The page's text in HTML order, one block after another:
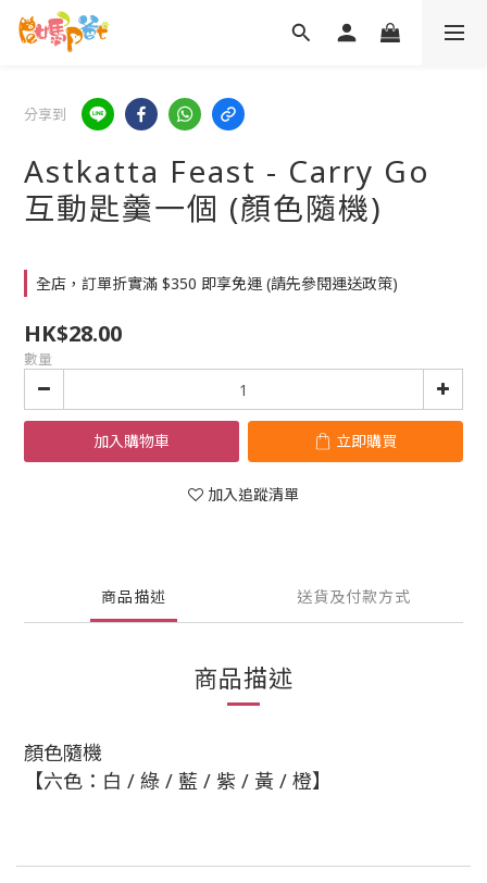
分享到
Astkatta Feast - Carry Go
互動匙羹一個 (顏色隨機)
全店，訂單折實滿 $350 即享免運 (請先參閱運送政策)
HK$28.00
數量
加入購物車 立即購買
加入追蹤清單
商品描述 送貨及付款方式
商品描述
顏色隨機
【六色：白 / 綠 / 藍 / 紫 / 黃 / 橙】